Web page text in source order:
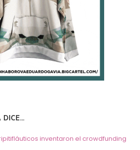
DICE…
inventaron el crowdfunding